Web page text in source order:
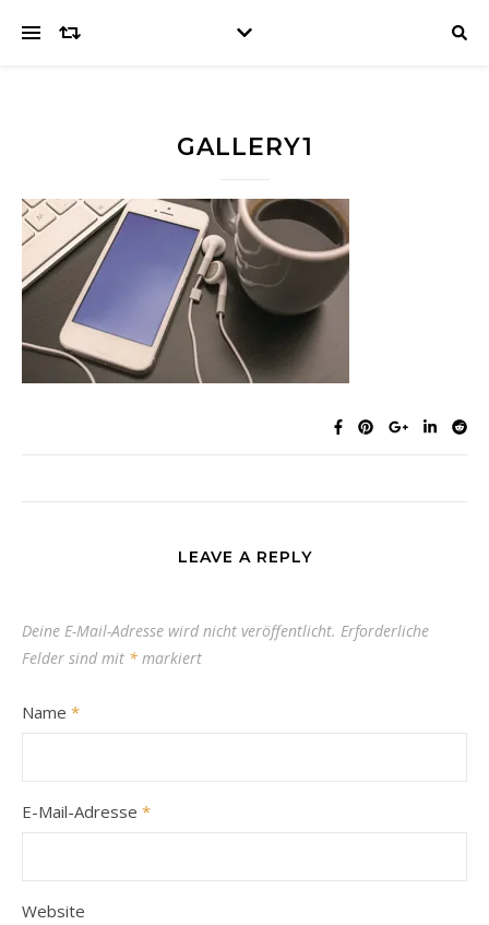
GALLERY1
LEAVE A REPLY
Deine E-Mail-Adresse wird nicht veröffentlicht. Erforderliche
Felder sind mit * markiert
Name *
E-Mail-Adresse *
Website